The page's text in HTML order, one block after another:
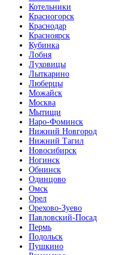
Котельники
Красногорск
Краснодар
Красноярск
Кубинка
Лобня
Луховицы
Лыткарино
Люберцы
Можайск
Москва
Мытищи
Наро-Фоминск
Нижний Новгород
Нижний Тагил
Новосибирск
Ногинск
Обнинск
Одинцово
Омск
Орел
Орехово-Зуево
Павловский-Посад
Пермь
Подольск
Пушкино